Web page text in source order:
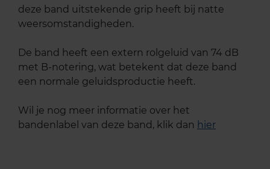
deze band uitstekende grip heeft bij natte
weersomstandigheden.
De band heeft een extern rolgeluid van 74 dB
met B-notering, wat betekent dat deze band
een normale geluidsproductie heeft.
Wil je nog meer informatie over het
bandenlabel van deze band, klik dan hier